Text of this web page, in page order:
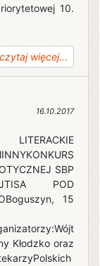
10.
czytaj więcej...
16.10.2017
LITERACKIE
SBP
POD
15
Kłodzko oraz